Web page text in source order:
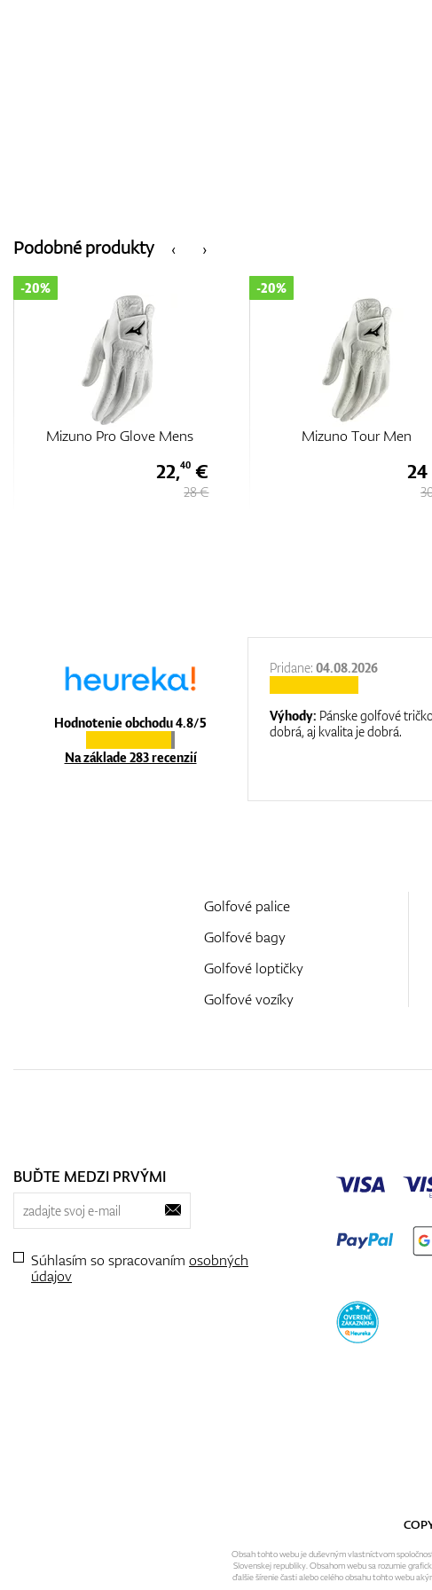
‹
Podobné produkty ›
Mizuno Pro Glove Mens
-20%
22,40 €
28 €
Mizuno Tour Men
-20%
Hodnotenie obchodu 4.8/5
Na základe 283 recenzií
It is a great shop where they help you
Pridane:04.08.2026
Výhody: Pánske golfové
dobrá, aj kvalita je dobrá.
Golfové palice
Golfové bagy
Golfové loptičky
Golfové vozíky
BUĎTE MEDZI PRVÝMI
Súhlasím so spracovaním osobných
údajov
Obsah tohto webu je duševným vlastníctvom
Slovenskej republiky. Obsahom webu sa rozumie
ďalšie šírenie časti alebo celého obsahu tohto webu